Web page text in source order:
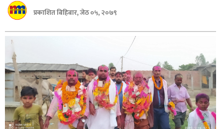
गण्डकी
बागमती
सुदूरपश्चिम
मधेश
विशेष
राजनीति
प्रकाशित बिहिबार, जेठ ०५, २०७९